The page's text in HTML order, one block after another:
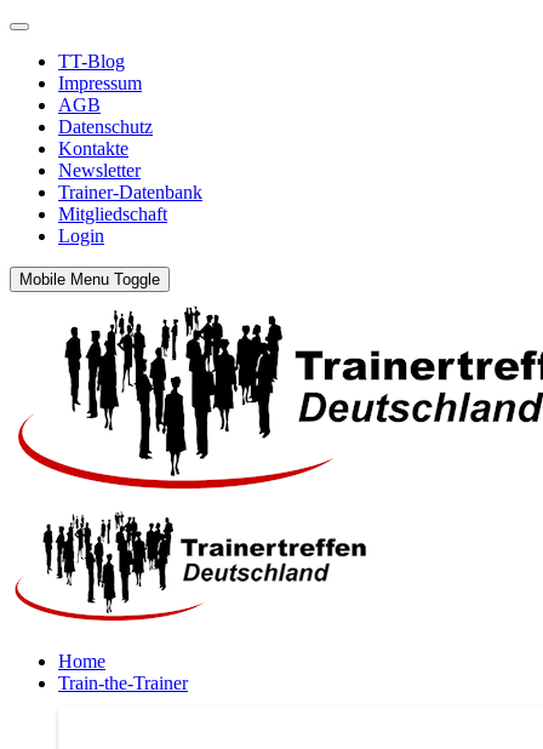
TT-Blog
Impressum
AGB
Datenschutz
Kontakte
Newsletter
Trainer-Datenbank
Mitgliedschaft
Login
Mobile Menu Toggle
Home
Train-the-Trainer